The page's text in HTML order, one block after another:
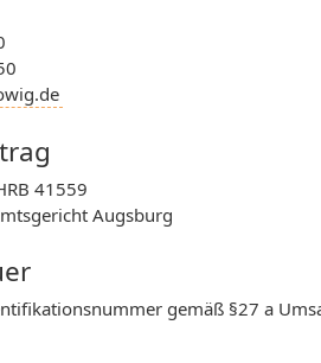
41559
Augsburg
gemäß §27 a